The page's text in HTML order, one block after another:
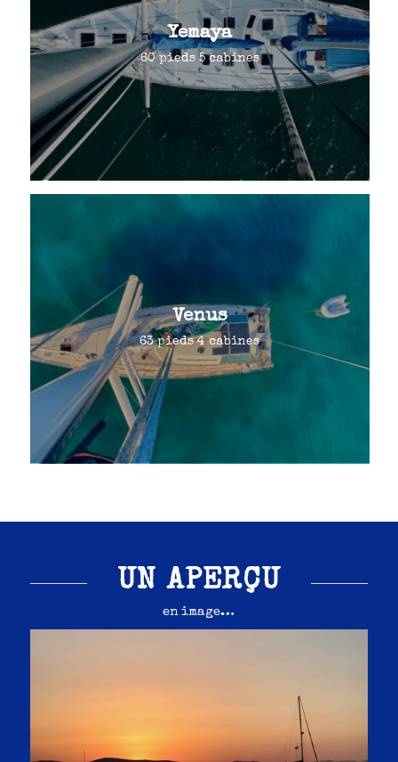
Yemaya
60 pieds 5 cabines
Venus
63 pieds 4 cabines
UN APERÇU
en image…